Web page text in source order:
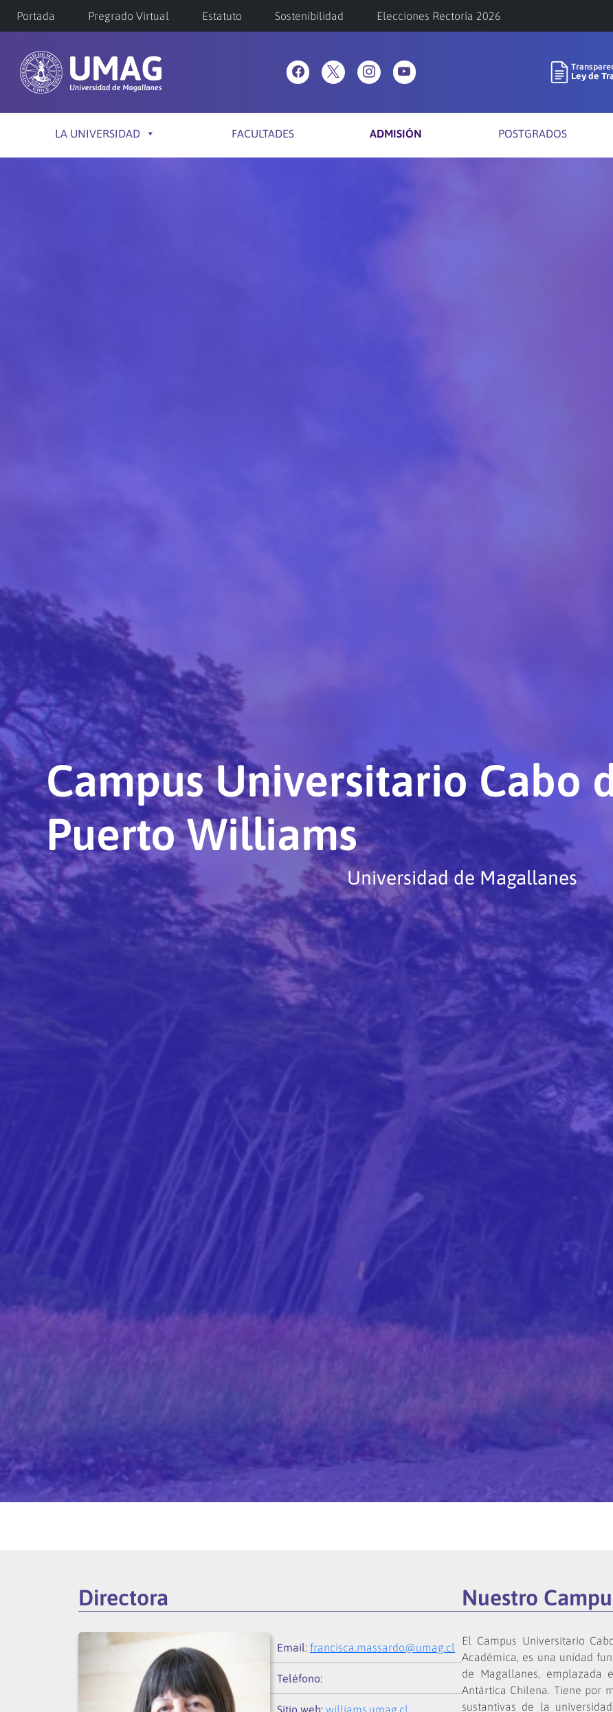
Portada Pregrado Virtual Estatuto Sostenibilidad Elecciones Rectoría 2026
LA UNIVERSIDAD FACULTADES ADMISIÓN POSTGRADOS
Campus Universitario Cabo
Puerto Williams
Universidad de Magallanes
Directora
Email: francisca.massardo@umag.cl
Teléfono:
Sitio web: williams.umag.cl
Nuestro
El Campus Universitario
Académica, es una unidad
de Magallanes, emplazada
Antártica Chilena. Tiene por
sustantivas de la